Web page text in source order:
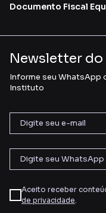
Documento Fiscal
Newsletter
Informe seu WhatsApp
Instituto
Aceito receber
de privacidade